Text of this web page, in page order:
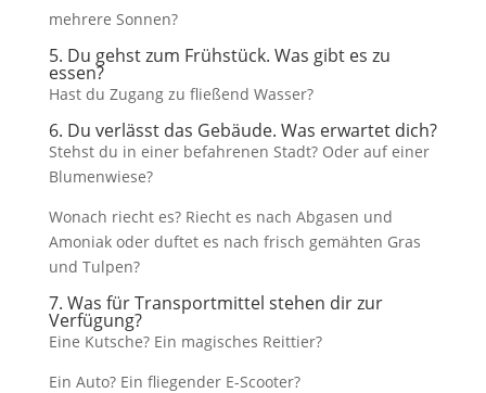
mehrere Sonnen?
5. Du gehst zum Frühstück. Was gibt es zu
essen?
Hast du Zugang zu fließend Wasser?
6. Du verlässt das Gebäude. Was erwartet dich?
Stehst du in einer befahrenen Stadt? Oder auf einer
Blumenwiese?
Wonach riecht es? Riecht es nach Abgasen und
Amoniak oder duftet es nach frisch gemähten Gras
und Tulpen?
7. Was für Transportmittel stehen dir zur
Verfügung?
Eine Kutsche? Ein magisches Reittier?
Ein Auto? Ein fliegender E-Scooter?